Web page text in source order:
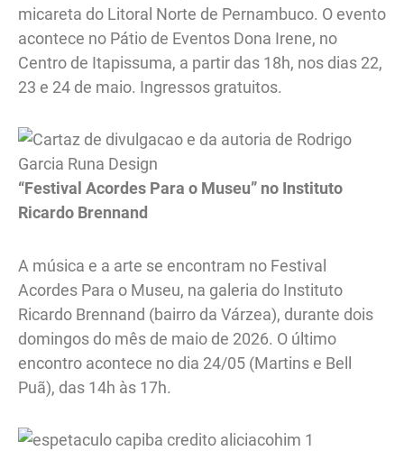
micareta do Litoral Norte de Pernambuco. O evento
acontece no Pátio de Eventos Dona Irene, no
Centro de Itapissuma, a partir das 18h, nos dias 22,
23 e 24 de maio. Ingressos gratuitos.
“Festival Acordes Para o Museu” no Instituto
Ricardo Brennand
A música e a arte se encontram no Festival
Acordes Para o Museu, na galeria do Instituto
Ricardo Brennand (bairro da Várzea), durante dois
domingos do mês de maio de 2026. O último
encontro acontece no dia 24/05 (Martins e Bell
Puã), das 14h às 17h.